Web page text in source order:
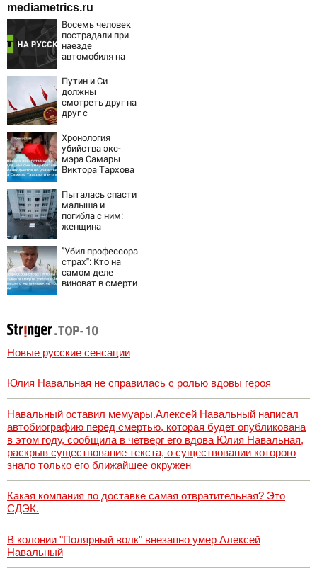
mediametrics.ru
Восемь человек
пострадали при
наезде
автомобиля на
Омске
Путин и Си
должны
смотреть друг на
друг с
Зеленский
поставил задачу
своим
дипломатам
Хронология
убийства экс-
мэра Самары
Виктора Тархова
шокирующих
фактов, новые
подробности
Пыталась спасти
малыша и
погибла с ним:
женщина
насмерть на
глазах у детей
06/08/2026 –
Новости
"Убил профессора
страх": Кто на
самом деле
виноват в смерти
поле с горохом
Новые русские сенсации
Юлия Навальная не справилась с ролью вдовы героя
Навальный оставил мемуары.Алексей Навальный написал
автобиографию перед смертью, которая будет опубликована
в этом году, сообщила в четверг его вдова Юлия Навальная,
раскрыв существование текста, о существовании которого
знало только его ближайшее окружен
Какая компания по доставке самая отвратительная? Это
СДЭК.
В колонии "Полярный волк" внезапно умер Алексей
Навальный